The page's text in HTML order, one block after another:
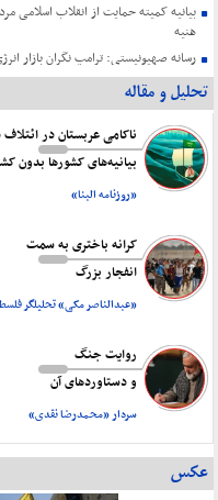
بیانیه کمیته حمایت از انقلاب
هنیه
رسانه صهیونیستی: ترامپ نگران بازار
تحلیل و مقاله
ناکامی عربستان در ائتلاف
بیانیه‌های کشورها بدون
«روزنامه البنا»
کرانه باختری به سمت
انفجار بزرگ
«عبدالناصر مکی» تحلیلگر
روایت جنگ
و دستاورد‌های آن
سردار «محمدرضا نقدی»
عکس